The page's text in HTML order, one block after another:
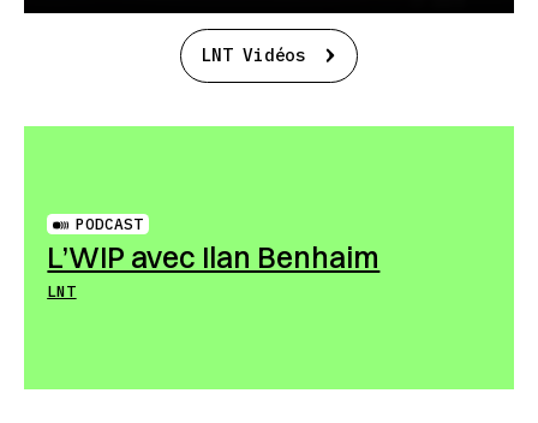
LNT Vidéos
PODCAST
L’WIP avec Ilan Benhaim
LNT